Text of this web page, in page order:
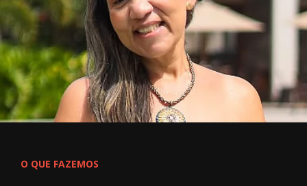
O QUE FAZEMOS